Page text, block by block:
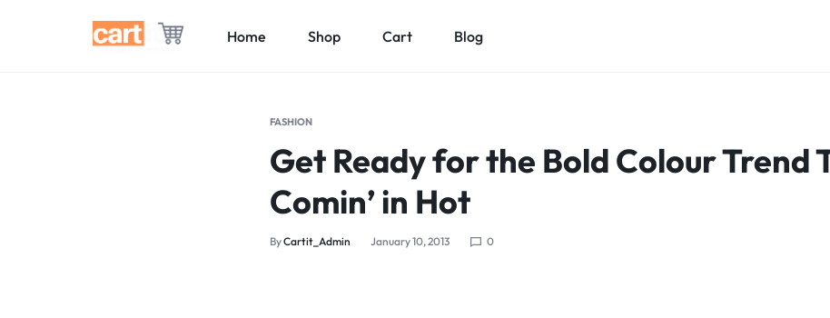
RESPONSIBILITY
Home Shop Cart Blog
FASHION
Get Ready for the Bold Colour Trend
Comin’ in Hot
ByCartit_Admin January 10, 2013 0